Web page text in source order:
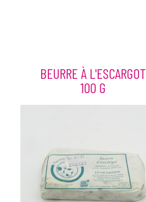
BEURRE À L'ESCARGOT
100 G